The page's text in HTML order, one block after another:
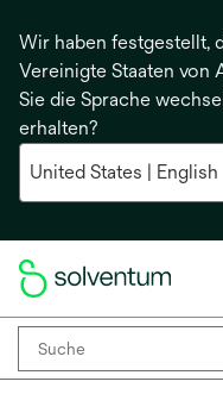
Wir haben festgestellt,
Vereinigte Staaten von
Sie die Sprache
erhalten?